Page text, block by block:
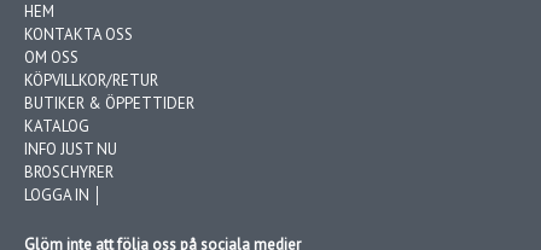
HEM
KONTAKTA OSS
OM OSS
KÖPVILLKOR/RETUR
BUTIKER & ÖPPETTIDER
KATALOG
INFO JUST NU
BROSCHYRER
LOGGA IN │
Glöm inte att följa oss på sociala medier